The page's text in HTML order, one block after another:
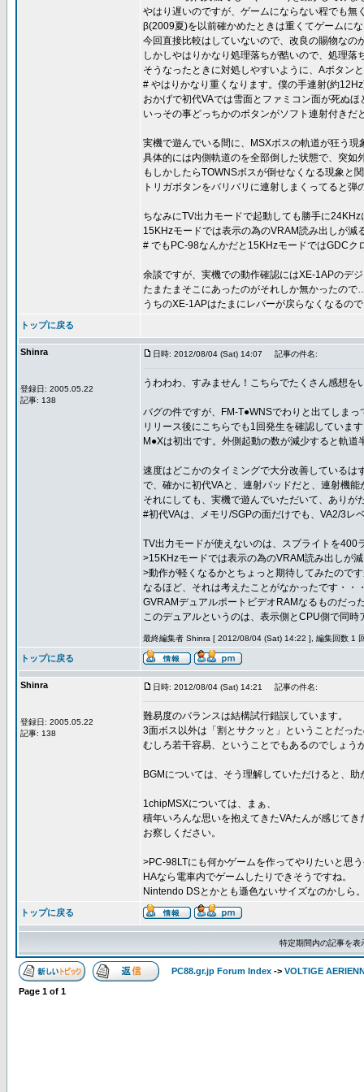
やはり遅いのですが、ゲームにならない程でも無
β(2009夏)を以前確かめたときは重くてゲームに
今回直接比較はしていないので、改良の賜物な
しかしやはりかなり処理落ちが酷いので、処理
そうなったときに対処しやすいように、Aボタ
# やはりかなり重くなります。僕の手連射(約
おかげで初代VAでは雪面とファミコン面が死ぬ
いっその事どっちかのボタンがソフト連射付き
実機で遊んでいる間に、MSXボスの軌道が狂う現
具体的には内側軌道のを全部倒した状態で、突
もしかしたらTOWNSボスが倒せなくなる現象と
トリガボタンをバリバリに連射しまくってると
ちなみにTV出力モードで起動しても勝手に
15KHzモードでは表示の為のVRAM読み出しが
# でもPC-98なんかだと15KHzモードではGDCク
余談ですが、実機での動作確認にはXE-1APのデ
たまたまそこにあったのがそれしか無かったの
うちのXE-1APはたまにレバーが戻らなくなるの
トップに戻る
Shinra
登録日: 2005.05.22
記事: 138
日時: 2012/08/04 (Sat) 14:07 記事の件名:
うわわわ、すみません！こちらでたくさん感想を
バグの件ですが、FM-T●WNSでわりと出てしま
リリース後にこちらでも1回発生を確認していま
M●Xは初出です。外側起動の数が減少すると軌
速度はどこかのタイミングで大分改善しているは
で、確かに初代VAと、連射パッドだと、連射機
それにしても、実機で遊んでいただいて、ありが
#初代VAは、メモリ/SGPの面だけでも、VA2/3レ
TV出力モードが使えないのは、スプライトを400
>15KHzモードでは表示の為のVRAM読み出しが
>動作が軽くなるかとちょっと期待してみたので
なるほど、それは考えたことがなかったです・・
GVRAMデュアルポートビデオRAMなるものだっ
このデュアルというのは、表示側とCPU側で同
最終編集者 Shinra [ 2012/08/04 (Sat) 14:22 ], 編集回数 1
トップに戻る
Shinra
登録日: 2005.05.22
記事: 138
日時: 2012/08/04 (Sat) 14:21 記事の件名:
難易度のバランスは結構試行錯誤しています。
3面ボス以外は「割とサクッと」ということだっ
むしろ若干容易、ということでもあるのでしょう
BGMについては、そう理解していただけると、助
1chipMSXについては、まぁ、
積年いろんな思いを抱えてきたVAたんが感じてき
お察しください。
>PC-98LTにも何かゲームを作ってやりたいと思
HAなら電車内でゲームしたりできそうですね。
Nintendo DSとかとも遜色ないサイズなのかしら
トップに戻る
特定期間内の記事を
PC88.gr.jp Forum Index -> VOLTIGE
Page 1 of 1